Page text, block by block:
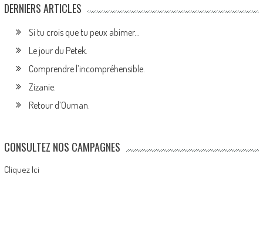
DERNIERS ARTICLES
Si tu crois que tu peux abimer…
Le jour du Petek.
Comprendre l’incompréhensible.
Zizanie.
Retour d’Ouman.
CONSULTEZ NOS CAMPAGNES
Cliquez Ici